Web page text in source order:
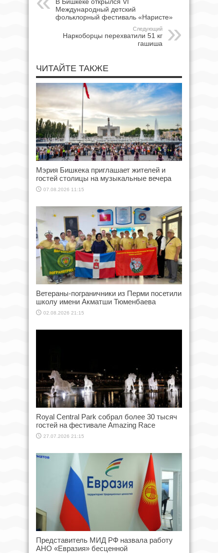
Международный детский
фольклорный фестиваль «Наристе»
Следующий
Наркоборцы перехватили 51 кг
гашиша
ЧИТАЙТЕ ТАКЖЕ
Мэрия Бишкека приглашает жителей и
гостей столицы на музыкальные вечера
07.08.2026 11:15
Ветераны-пограничники из Перми посетили
школу имени Акматши Тюменбаева
02.08.2026 21:15
Royal Central Park собрал более 30 тысяч
гостей на фестивале Amazing Race
27.07.2026 21:15
Представитель МИД РФ назвала работу
АНО «Евразия» бесценной